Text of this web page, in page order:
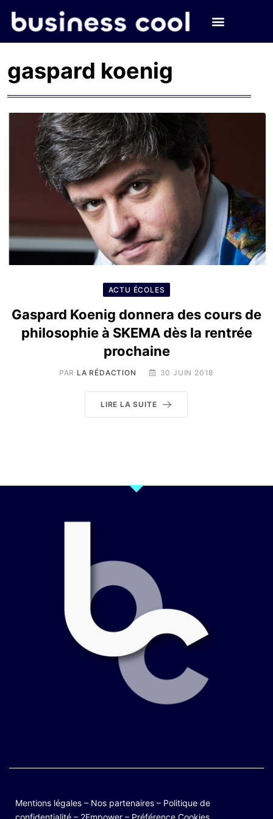
gaspard koenig
ACTU ÉCOLES
Gaspard Koenig donnera des cours de
philosophie à SKEMA dès la rentrée
prochaine
PAR LA RÉDACTION 30 JUIN 2018
LIRE LA SUITE
Mentions légales – Nos partenaires – Politique de
confidentialité – 2Empower – Préférence Cookies